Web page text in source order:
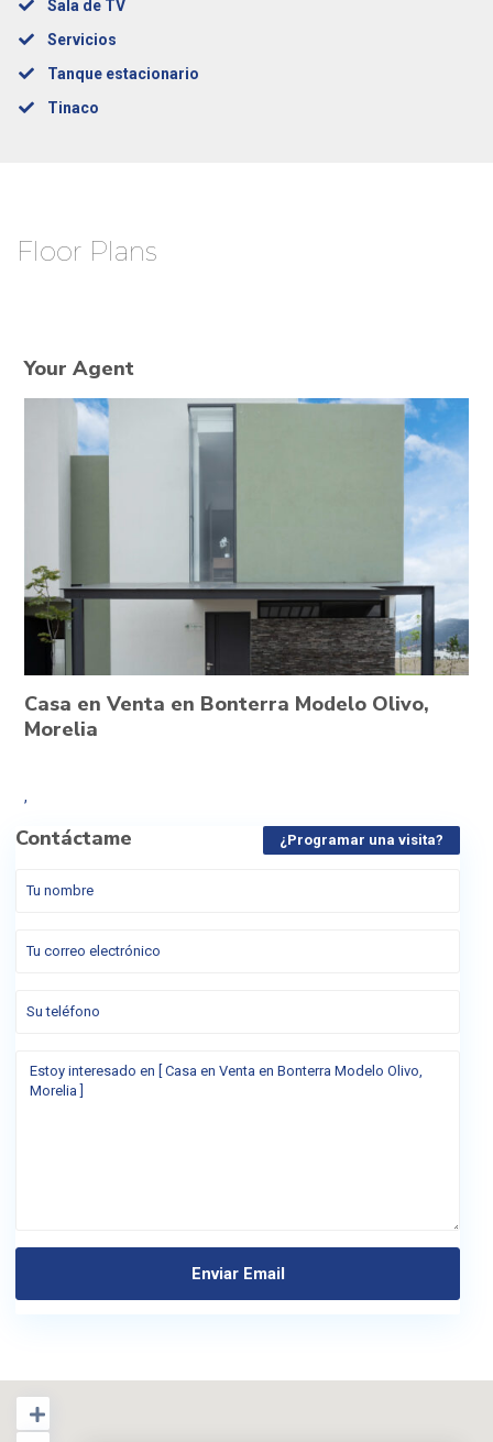
Sala de TV
Servicios
Tanque estacionario
Tinaco
Floor Plans
Your Agent
Casa en Venta en Bonterra Modelo Olivo,
Morelia
,
Contáctame ¿Programar una visita?